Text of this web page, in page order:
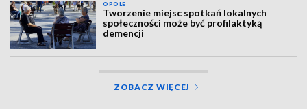
OPOLE
Tworzenie miejsc spotkań lokalnych
społeczności może być profilaktyką
demencji
ZOBACZ WIĘCEJ